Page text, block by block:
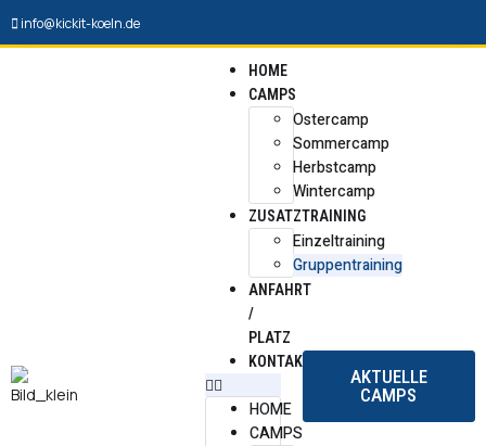
info@kickit-koeln.de
HOME
CAMPS
Ostercamp
Sommercamp
Herbstcamp
Wintercamp
ZUSATZTRAINING
Einzeltraining
Gruppentraining
ANFAHRT
/
PLATZ
KONTAKT
HOME
CAMPS
AKTUELLE
CAMPS